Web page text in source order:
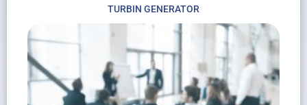
TURBIN GENERATOR